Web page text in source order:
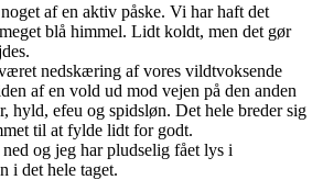
af en aktiv påske. Vi har haft det
blå himmel. Lidt koldt, men det gør
nedskæring af vores vildtvoksende
af en vold ud mod vejen på den anden
hyld, efeu og spidsløn. Det hele breder sig
til at fylde lidt for godt.
og jeg har pludselig fået lys i
i det hele taget.